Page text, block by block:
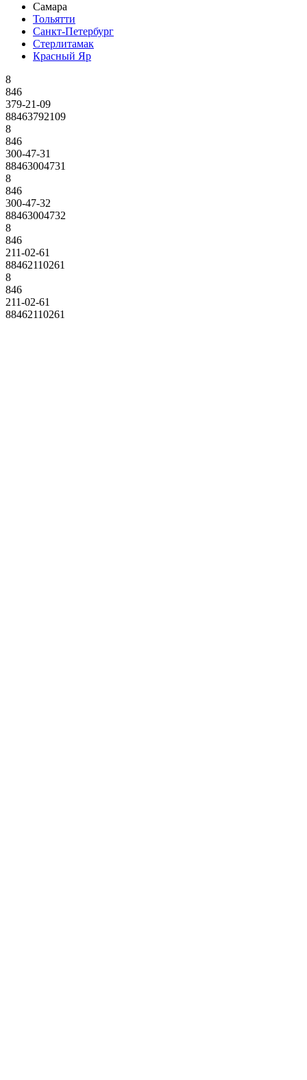
Самара
Тольятти
Санкт-Петербург
Стерлитамак
Красный Яр
8
846
379-21-09
88463792109
8
846
300-47-31
88463004731
8
846
300-47-32
88463004732
8
846
211-02-61
88462110261
8
846
211-02-61
88462110261